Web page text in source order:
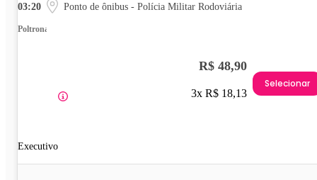
03:20 Ponto de ônibus - Polícia Militar Rodoviária
Poltrona
Executivo
R$ 48,90
3x R$ 18,13
Selecionar